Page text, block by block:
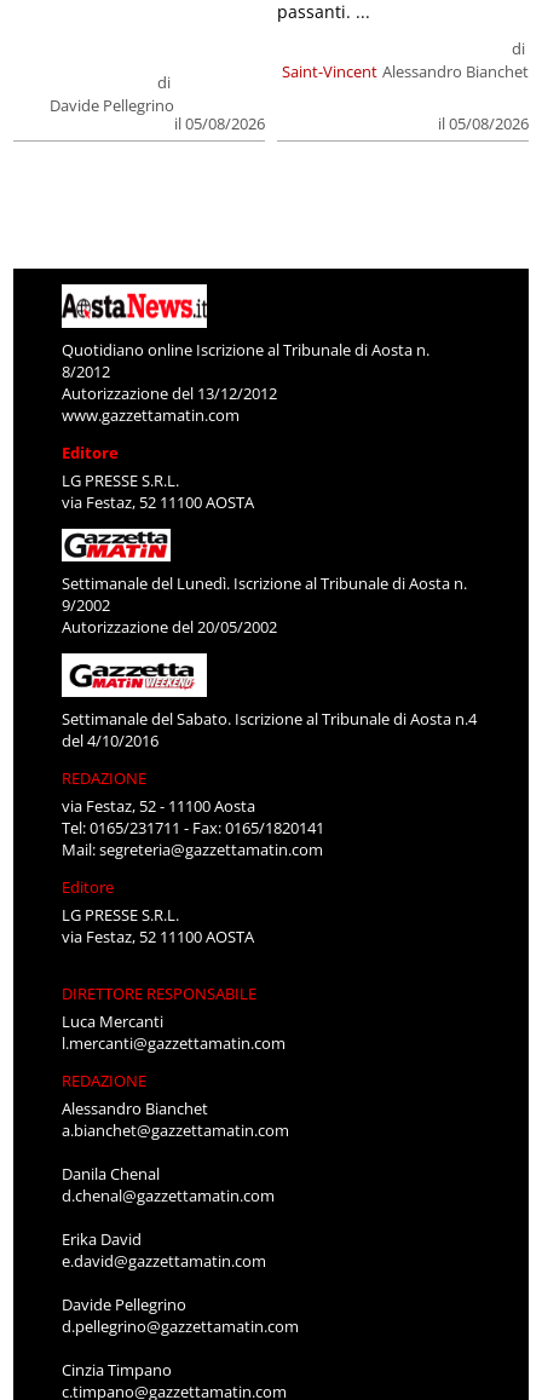
di
Davide Pellegrino
il 05/08/2026
Saint-Vincent
di
Alessandro Bianchet
il 05/08/2026
passanti. ...
Quotidiano online Iscrizione al Tribunale di Aosta n.
8/2012
Autorizzazione del 13/12/2012
www.gazzettamatin.com
Editore
LG PRESSE S.R.L.
via Festaz, 52 11100 AOSTA
Settimanale del Lunedì. Iscrizione al Tribunale di Aosta n.
9/2002
Autorizzazione del 20/05/2002
Settimanale del Sabato. Iscrizione al Tribunale di Aosta n.4
del 4/10/2016
REDAZIONE
via Festaz, 52 - 11100 Aosta
Tel: 0165/231711 - Fax: 0165/1820141
Mail:segreteria@gazzettamatin.com
Editore
LG PRESSE S.R.L.
via Festaz, 52 11100 AOSTA
DIRETTORE RESPONSABILE
Luca Mercanti
l.mercanti@gazzettamatin.com
REDAZIONE
Alessandro Bianchet
a.bianchet@gazzettamatin.com
Danila Chenal
d.chenal@gazzettamatin.com
Erika David
e.david@gazzettamatin.com
Davide Pellegrino
d.pellegrino@gazzettamatin.com
Cinzia Timpano
c.timpano@gazzettamatin.com